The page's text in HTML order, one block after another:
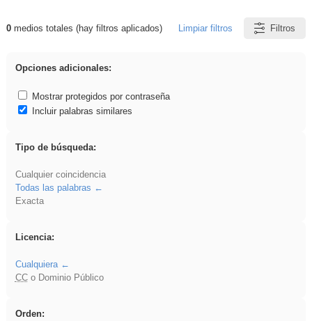
Resultados de: flecha
0medios totales (hay filtros aplicados) Limpiar filtros Filtros
Opciones adicionales:
Mostrar protegidos por contraseña
Incluir palabras similares
Tipo de búsqueda:
Cualquier coincidencia
Todas las palabras
Exacta
Licencia:
Cualquiera
CCo Dominio Público
Orden: